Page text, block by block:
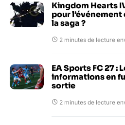
Kingdom Hearts
pour l’événement
la saga ?
2 minutes de lecture
EA Sports FC 27 :
informations en
sortie
2 minutes de lecture